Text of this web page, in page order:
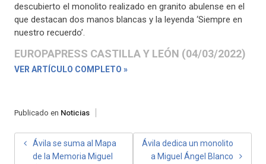
descubierto el monolito realizado en granito abulense en el
que destacan dos manos blancas y la leyenda ‘Siempre en
nuestro recuerdo’.
EUROPAPRESS CASTILLA Y LEÓN (04/03/2022)
VER ARTÍCULO COMPLETO »
Publicado en Noticias
NAVEGACIÓN
Ávila se suma al Mapa
de la Memoria Miguel
Ávila dedica un monolito
a Miguel Ángel Blanco